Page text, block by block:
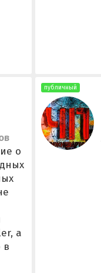
о
а
в
публичный